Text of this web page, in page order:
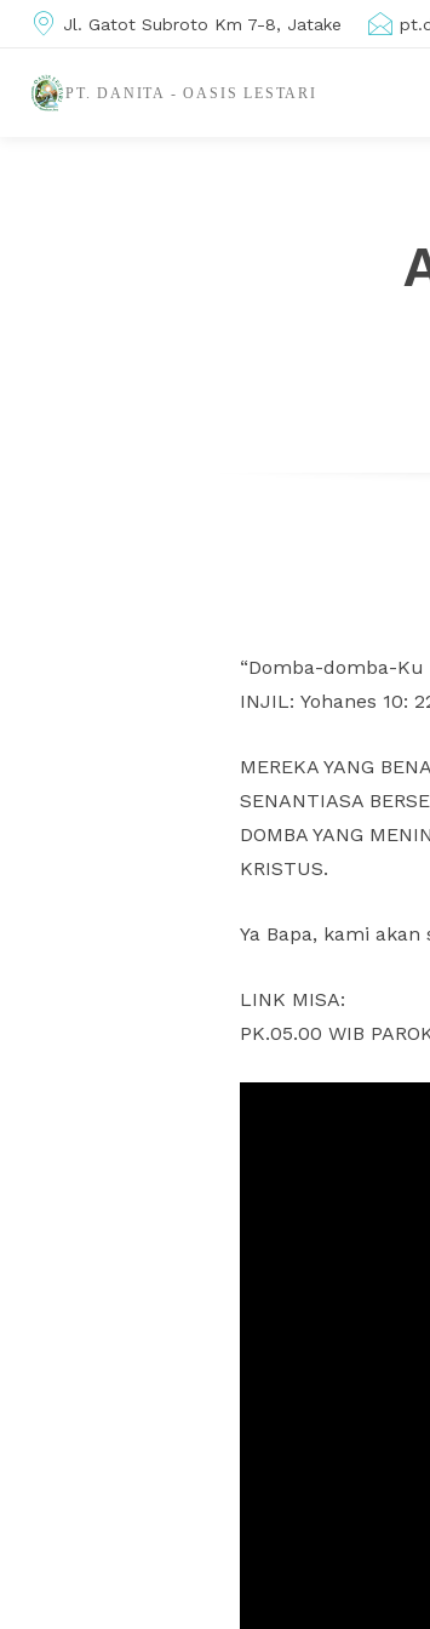
Jl. Gatot Subroto Km 7-8, Jatake
PT. DANITA - OASIS LESTARI
“Domba-domba-
INJIL: Yohanes 10:
MEREKA YANG
SENANTIASA
DOMBA YANG
KRISTUS.
Ya Bapa, kami
LINK MISA:
PK.05.00 WIB